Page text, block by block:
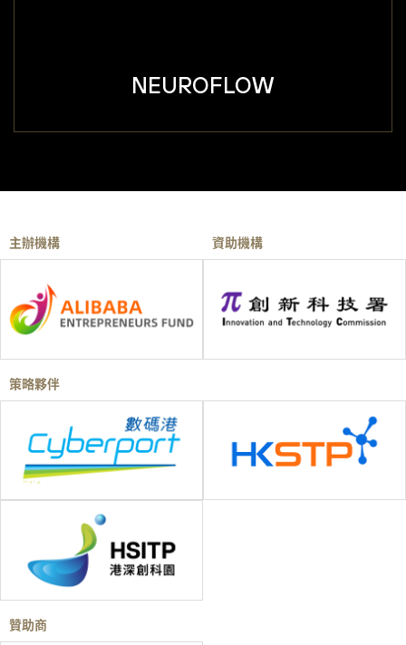
NEUROFLOW
主辦機構 資助機構
策略夥伴
贊助商